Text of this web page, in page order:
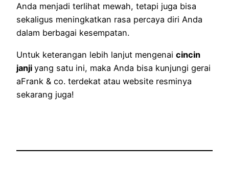
Anda menjadi terlihat mewah, tetapi juga bisa
sekaligus meningkatkan rasa percaya diri Anda
dalam berbagai kesempatan.
Untuk keterangan lebih lanjut mengenai cincin
janji yang satu ini, maka Anda bisa kunjungi gerai
aFrank & co. terdekat atau website resminya
sekarang juga!